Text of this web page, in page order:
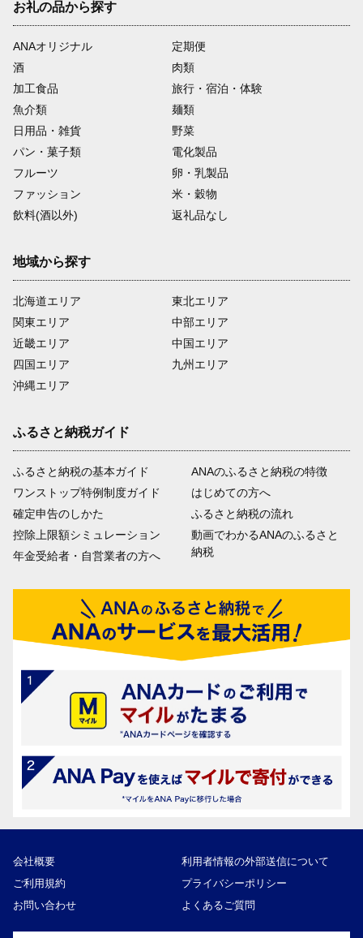
お礼の品から探す
ANAオリジナル
定期便
酒
肉類
加工食品
旅行・宿泊・体験
魚介類
麺類
日用品・雑貨
野菜
パン・菓子類
電化製品
フルーツ
卵・乳製品
ファッション
米・穀物
飲料(酒以外)
返礼品なし
地域から探す
北海道エリア
関東エリア
近畿エリア
四国エリア
沖縄エリア
東北エリア
中部エリア
中国エリア
九州エリア
ふるさと納税ガイド
ふるさと納税の基本ガイド
ワンストップ特例制度ガイド
確定申告のしかた
控除上限額シミュレーション
年金受給者・自営業者の方へ
ANAのふるさと納税の特徴
はじめての方へ
ふるさと納税の流れ
動画でわかるANAのふるさと
納税
会社概要
利用者情報の外部送信について
ご利用規約
プライバシーポリシー
お問い合わせ
よくあるご質問